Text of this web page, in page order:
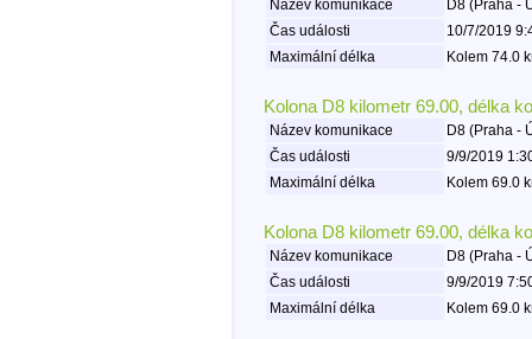
Název komunikace
D8 (Praha -
Čas události
10/7/2019
Maximální délka
Kolem 74.0
Kolona D8 kilometr 69.00, délka
Název komunikace
D8 (Praha -
Čas události
9/9/2019
Maximální délka
Kolem 69.0
Kolona D8 kilometr 69.00, délka
Název komunikace
D8 (Praha -
Čas události
9/9/2019
Maximální délka
Kolem 69.0